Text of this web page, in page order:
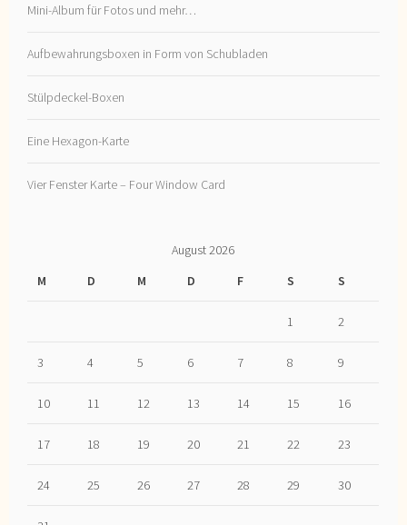
Mini-Album für Fotos und mehr…
Aufbewahrungsboxen in Form von Schubladen
Stülpdeckel-Boxen
Eine Hexagon-Karte
Vier Fenster Karte – Four Window Card
August 2026
M
D M D F S S
1 2
3 4 5 6 7 8 9
10 11 12 13 14 15 16
17 18 19 20 21 22 23
24 25 26 27 28 29 30